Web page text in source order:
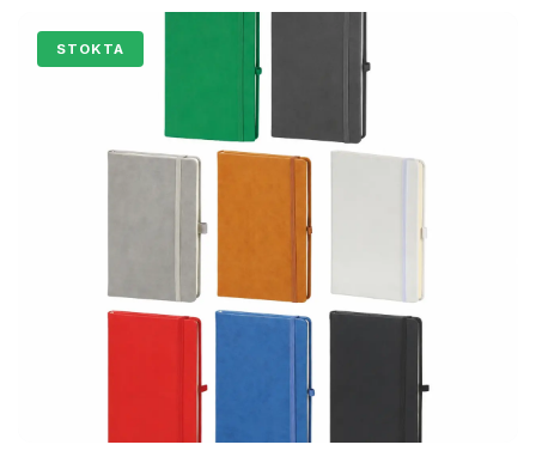
STOKTA